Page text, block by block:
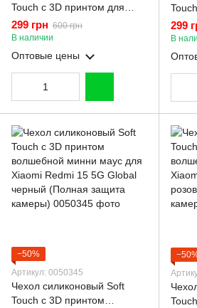
Touch с 3D принтом для
Xiaomi Redmi 15 5G Global
коричневый (Полная защита
камеры)
299 грн 600 грн
В наличии
Оптовые цены
299
В
−50%
Артикул: 0050345
Чехол силиконовый Soft
Touch с 3D принтом